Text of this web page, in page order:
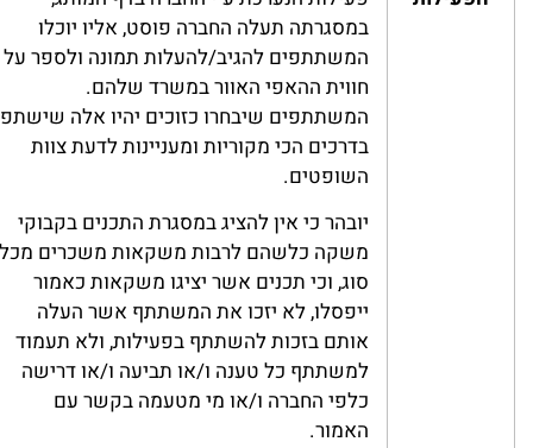
במסגרתה תעלה החברה פוסט, אליו יוכלו
המשתתפים להגיב/להעלות תמונה ולספר על
חווית ההאפי האוור במשרד שלהם.
המשתתפים שיבחרו כזוכים יהיו אלה
בדרכים הכי מקוריות ומעניינות לדעת צוות
השופטים.
יובהר כי אין להציג במסגרת התכנים בקבוקי
משקה כלשהם לרבות משקאות משכרים מכל
סוג, וכי תכנים אשר יציגו משקאות כאמור
ייפסלו, לא יזכו את המשתתף אשר העלה
אותם בזכות להשתתף בפעילות, ולא תעמוד
למשתתף כל טענה ו/או תביעה ו/או דרישה
כלפי החברה ו/או מי מטעמה בקשר עם
האמור.